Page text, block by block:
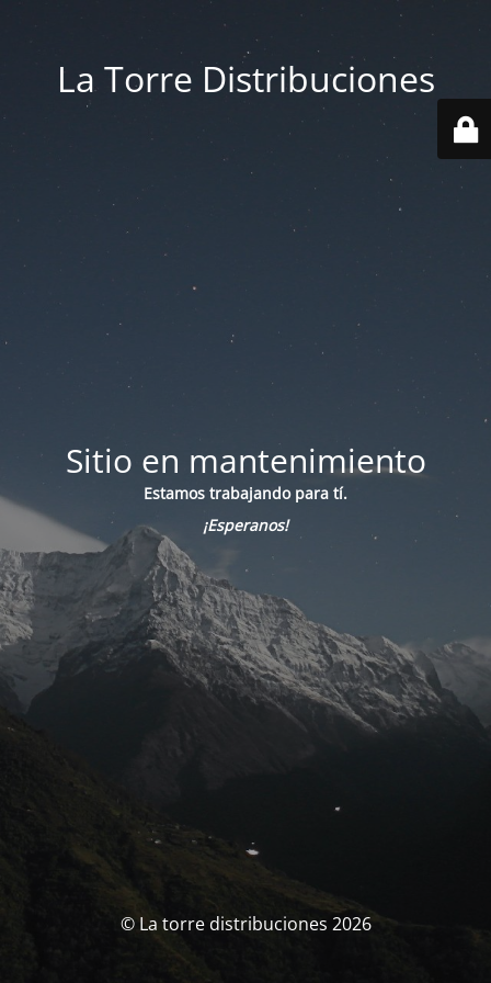
La Torre Distribuciones
Sitio en mantenimiento
Estamos trabajando para tí.
¡Esperanos!
© La torre distribuciones 2026